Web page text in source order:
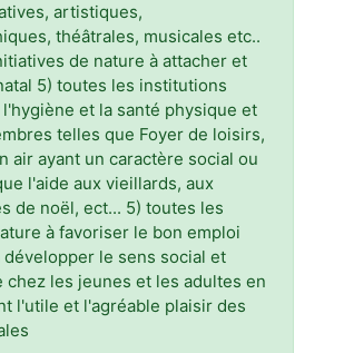
artistiques,
théâtrales, musicales etc..
de nature à attacher et
5) toutes les institutions
et la santé physique et
telles que Foyer de loisirs,
air ayant un caractère social ou
l'aide aux vieillards, aux
de noël, ect... 5) toutes les
à favoriser le bon emploi
le sens social et
chez les jeunes et les adultes en
l'utile et l'agréable plaisir des